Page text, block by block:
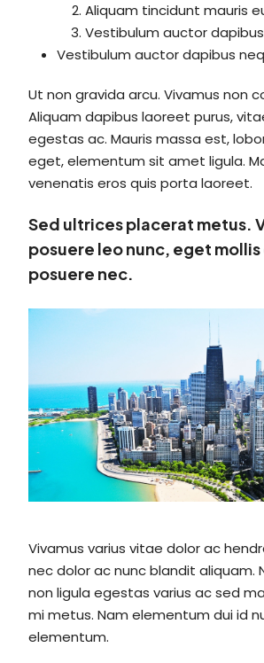
Aliquam tincidunt mauris
Vestibulum auctor
Vestibulum auctor dapibus
Ut non gravida arcu. Vivamus non
Aliquam dapibus laoreet purus,
egestas ac. Mauris massa est,
eget, elementum sit amet ligula.
venenatis eros quis porta laoreet.
Sed ultrices placerat metus.
posuere leo nunc, eget
posuere nec.
Vivamus varius vitae dolor ac
nec dolor ac nunc blandit aliquam.
non ligula egestas varius ac sed
mi metus. Nam elementum dui id
elementum.